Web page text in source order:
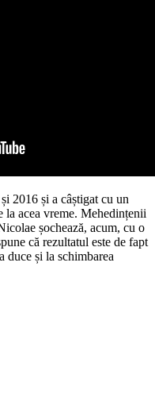
2016 și a câștigat cu un
la acea vreme. Mehedințenii
șochează, acum, cu o
că rezultatul este de fapt
duce și la schimbarea